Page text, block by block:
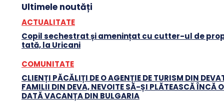
Ultimele noutăți
ACTUALITATE
Copil sechestrat și amenințat cu cutter-ul de
tată, la Uricani
COMUNITATE
CLIENȚI PĂCĂLIȚI DE O AGENȚIE DE TURISM DIN
FAMILII DIN DEVA, NEVOITE SĂ-ȘI PLĂTEASCĂ ÎNCĂ O
DATĂ VACANȚA DIN BULGARIA